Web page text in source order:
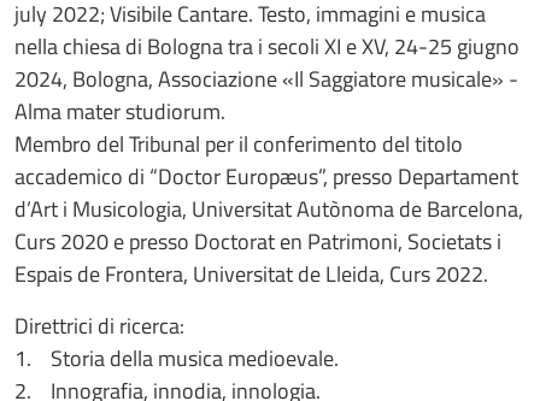
july 2022; Visibile Cantare. Testo, immagini e musica
nella chiesa di Bologna tra i secoli XI e XV, 24-25 giugno
2024, Bologna, Associazione «Il Saggiatore musicale» -
Alma mater studiorum.
Membro del Tribunal per il conferimento del titolo
accademico di “Doctor Europæus”, presso Departament
d’Art i Musicologia, Universitat Autònoma de Barcelona,
Curs 2020 e presso Doctorat en Patrimoni, Societats i
Espais de Frontera, Universitat de Lleida, Curs 2022.
Direttrici di ricerca:
1. Storia della musica medioevale.
2. Innografia, innodia, innologia.